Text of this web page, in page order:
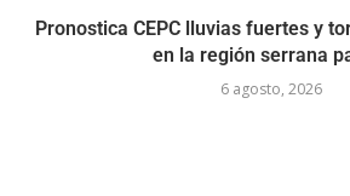
Pronostica CEPC lluvias fuertes y
en la región serrana
6 agosto, 2026